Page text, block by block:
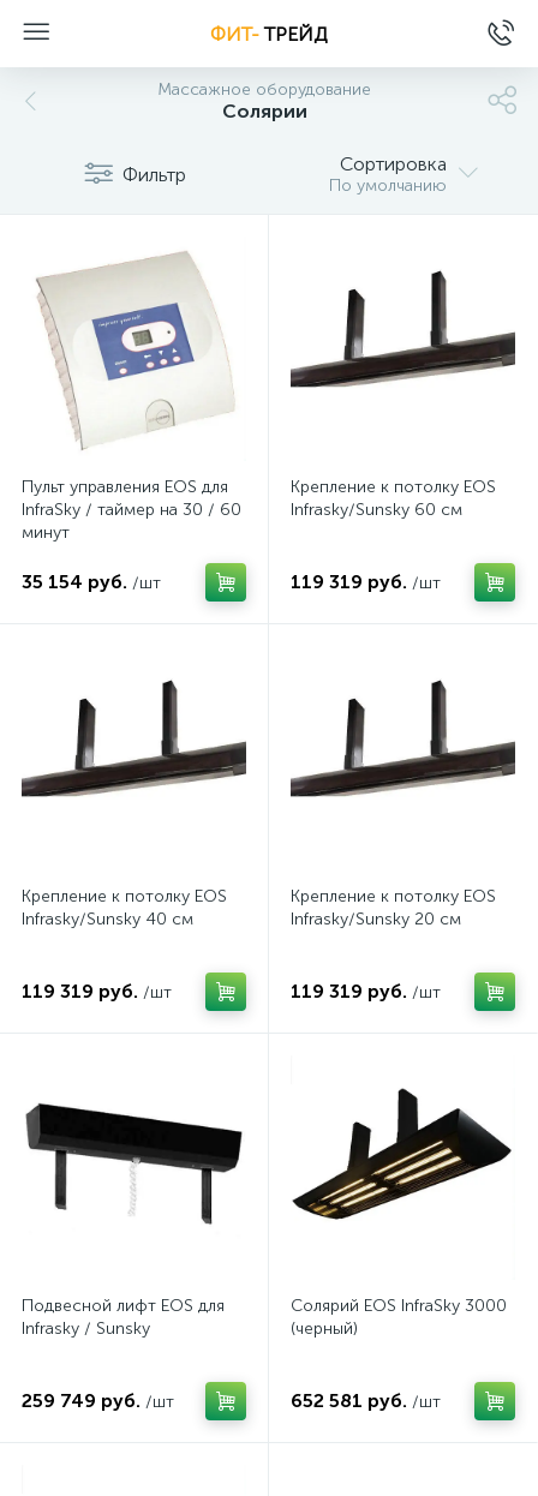
ФИТ-ТРЕЙД
Массажное оборудование
Солярии
Фильтр Сортировка
По умолчанию
Пульт управления EOS для
InfraSky / таймер на 30 / 60
минут
35 154 руб. /шт
Крепление к потолку EOS
Infrasky/Sunsky 60 см
119 319 руб. /шт
Крепление к потолку EOS
Infrasky/Sunsky 40 см
119 319 руб. /шт
Крепление к потолку EOS
Infrasky/Sunsky 20 см
119 319 руб. /шт
Подвесной лифт EOS для
Infrasky / Sunsky
259 749 руб. /шт
Солярий EOS InfraSky 3000
(черный)
652 581 руб. /шт